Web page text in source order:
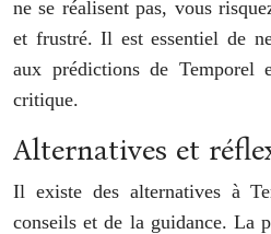
ne se réalisent pas, vous
et frustré. Il est essentiel de
aux prédictions de Temporel
critique.
Alternatives et
Il existe des alternatives à
conseils et de la guidance. La